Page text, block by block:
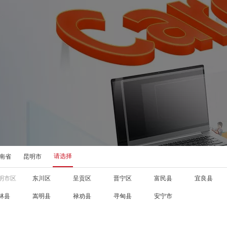
省 昆明市 请选择
市区 东川区 呈贡区 晋宁区 富民县 宜良县
县 嵩明县 禄劝县 寻甸县 安宁市